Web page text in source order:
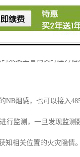
，管网漏水时，用
采集主管网实时压力
烟感，也可以接入
行监测，一旦发现监
知相关位置的火灾隐情